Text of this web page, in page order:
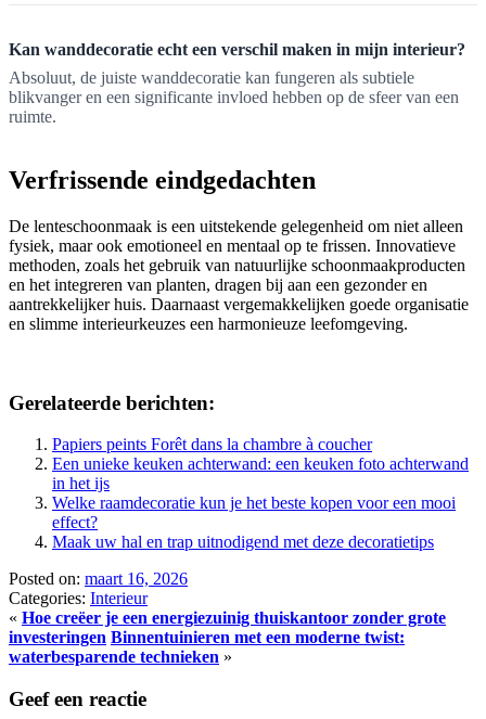
Kan wanddecoratie echt een verschil maken in mijn interieur?
Absoluut, de juiste wanddecoratie kan fungeren als subtiele
blikvanger en een significante invloed hebben op de sfeer van een
ruimte.
Verfrissende eindgedachten
De lenteschoonmaak is een uitstekende gelegenheid om niet alleen
fysiek, maar ook emotioneel en mentaal op te frissen. Innovatieve
methoden, zoals het gebruik van natuurlijke schoonmaakproducten
en het integreren van planten, dragen bij aan een gezonder en
aantrekkelijker huis. Daarnaast vergemakkelijken goede organisatie
en slimme interieurkeuzes een harmonieuze leefomgeving.
Gerelateerde berichten:
Papiers peints Forêt dans la chambre à coucher
Een unieke keuken achterwand: een keuken foto achterwand
in het ijs
Welke raamdecoratie kun je het beste kopen voor een mooi
effect?
Maak uw hal en trap uitnodigend met deze decoratietips
Posted on: maart 16, 2026
Categories: Interieur
« Hoe creëer je een energiezuinig thuiskantoor zonder grote
investeringen Binnentuinieren met een moderne twist:
waterbesparende technieken »
Geef een reactie